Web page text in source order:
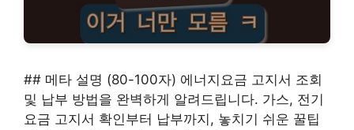
## 메타 설명 (80-100자) 에너지요금 고지서 조회
및 납부 방법을 완벽하게 알려드립니다. 가스, 전기
요금 고지서 확인부터 납부까지, 놓치기 쉬운 꿀팁